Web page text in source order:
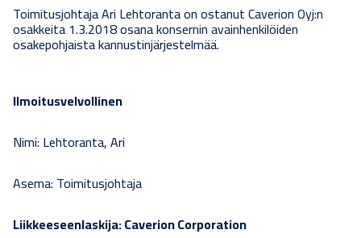
Toimitusjohtaja Ari Lehtoranta on ostanut Caverion Oyj:n
osakkeita 1.3.2018 osana konsernin avainhenkilöiden
osakepohjaista kannustinjärjestelmää.
Ilmoitusvelvollinen
Nimi: Lehtoranta, Ari
Asema: Toimitusjohtaja
Liikkeeseenlaskija: Caverion Corporation